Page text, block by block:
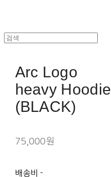
Arc Logo
heavy Hoodie
(BLACK)
75,000원
배송비-